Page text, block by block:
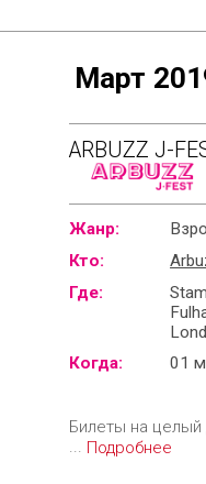
Март
ARBUZZ J-
Жанр:
Кто:
Где:
Когда:
01
Билеты на
... Подробнее